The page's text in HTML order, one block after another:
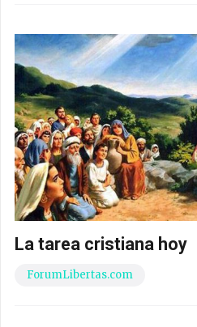
La tarea cristiana hoy
ForumLibertas.com